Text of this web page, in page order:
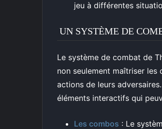
jeu à différentes
UN SYSTÈME DE
Le système de combat de
non seulement maîtriser les
actions de leurs
éléments interactifs qui
Les combos : Le